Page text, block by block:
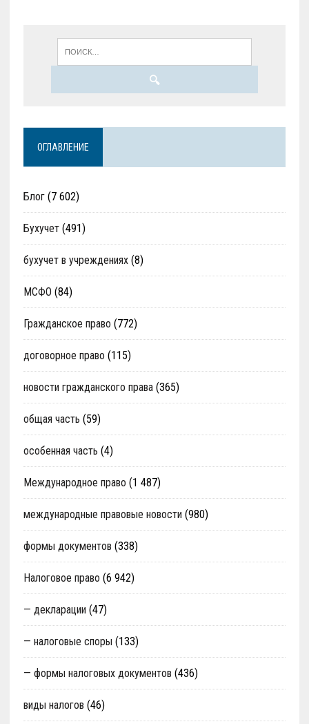
ОГЛАВЛЕНИЕ
Блог(7 602)
Бухучет(491)
бухучет в учреждениях(8)
МСФО (84)
Гражданское право (772)
договорное право (115)
новости гражданского права(365)
общая часть (59)
особенная часть (4)
Международное право (1 487)
международные правовые новости (980)
формы документов (338)
Налоговое право (6 942)
— декларации (47)
— налоговые споры (133)
— формы налоговых документов (436)
виды налогов (46)